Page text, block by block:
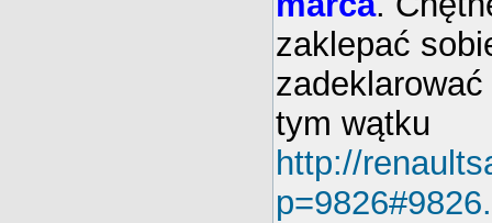
zaklepać
tym wątku
http://
p=9826#9826.